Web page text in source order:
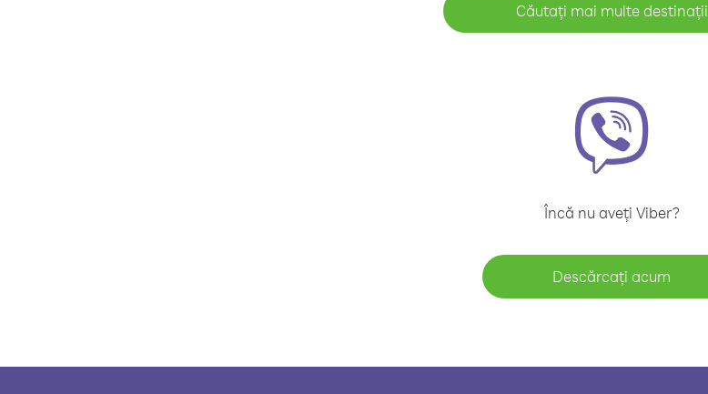
Căutați mai multe destinații
Încă nu aveți Viber?
Descărcați acum